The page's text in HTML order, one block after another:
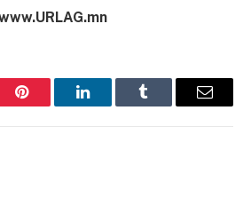
Pinterest LinkedInTumblr Имэйл